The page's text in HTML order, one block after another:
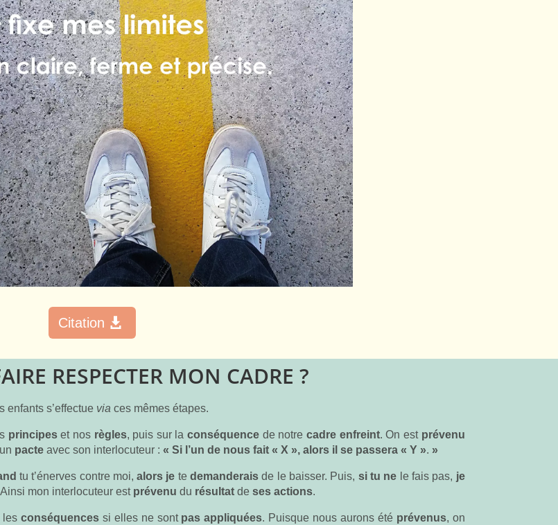
Citation
RESPECTER MON CADRE ?
enfants s’effectue via ces mêmes étapes.
principeset nos règles, puis sur laconséquence de notrecadre enfreint. On est prévenu
pacte avec son interlocuteur :« Si l’un de nous fait « X », alors il se passera « Y ». »
tu t’énerves contre moi,alors je tedemanderais de le baisser. Puis, si tu ne le fais pas, je
mon interlocuteur est prévenudu résultatdeses actions.
lesconséquences si elles ne sont pas appliquées. Puisque nous aurons été prévenus, on